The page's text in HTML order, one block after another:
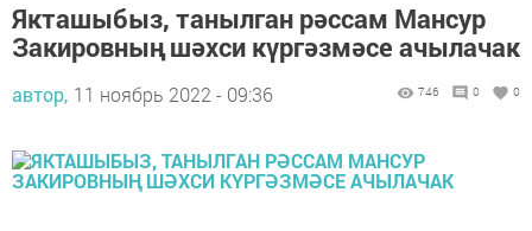
Якташыбыз, танылган рәссам Мансур
Закировның шәхси күргәзмәсе ачылачак
автор, 11 ноябрь 2022 - 09:36 746 0 0